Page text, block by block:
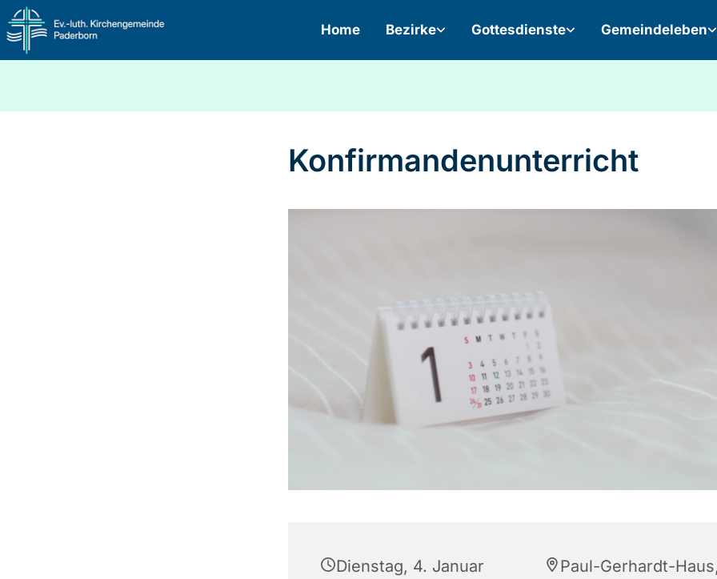
Home Bezirke Gottesdienste Gemeindeleben
Konfirmandenunterricht
Dienstag, 4. Januar
Paul-Gerhardt-